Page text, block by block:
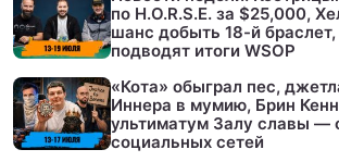
по H.O.R.S.E. за $25,000,
шанс добыть 18-й
подводят итоги WSOP
«Кота» обыграл пес,
Иннера в мумию, Брин
ультиматум Залу славы —
социальных сетей